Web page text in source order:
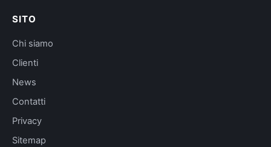
SITO
Chi siamo
Clienti
News
Contatti
Privacy
Sitemap